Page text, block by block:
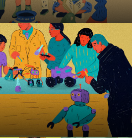
museo comienza aquí!